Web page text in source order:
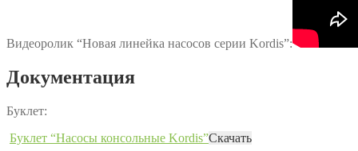
Видеоролик “Новая линейка насосов серии Kordis”:
Документация
Буклет:
Буклет “Насосы консольные Kordis”Скачать